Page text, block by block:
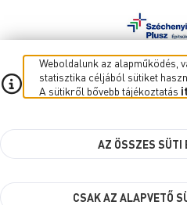
Weboldalunk az alapműködés,
statisztika céljából sütiket
A sütikről bővebb tájékoztatás
AZ ÖSSZES SÜTI
CSAK AZ ALAPVETŐ